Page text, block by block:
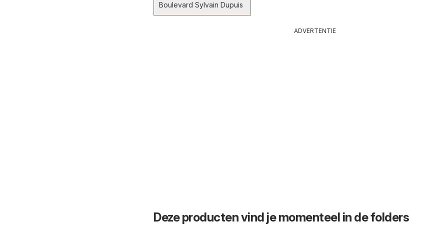
Boulevard Sylvain Dupuis
ADVERTENTIE
Deze producten vind je momenteel in de folders